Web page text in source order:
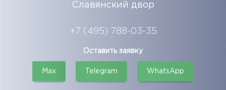
Славянский двор
+7 (495) 788-03-35
Оставить заявку
Max Telegram WhatsApp